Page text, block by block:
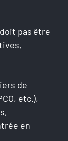
pas être
de
etc.),
en